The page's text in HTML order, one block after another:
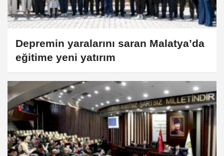
Depremin yaralarını saran Malatya’da
eğitime yeni yatırım